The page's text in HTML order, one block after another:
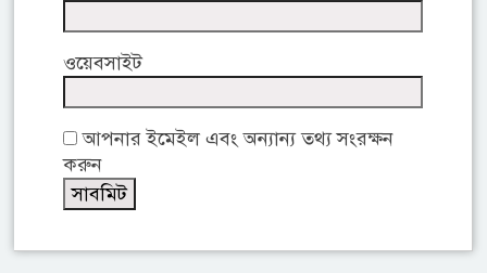
ওয়েবসাইট
আপনার ইমেইল এবং অন্যান্য তথ্য সংরক্ষন
করুন